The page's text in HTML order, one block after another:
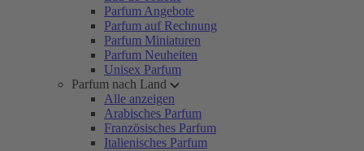
Parfum Angebote
Parfum auf Rechnung
Parfum Miniaturen
Parfum Neuheiten
Unisex Parfum
Parfum nach Land
Alle anzeigen
Arabisches Parfum
Französisches Parfum
Italienisches Parfum